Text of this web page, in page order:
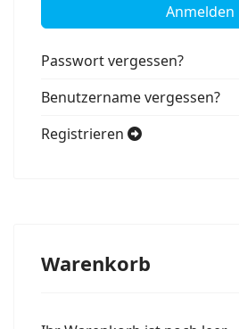
Anmelden
Passwort vergessen?
Benutzername vergessen?
Registrieren
Warenkorb